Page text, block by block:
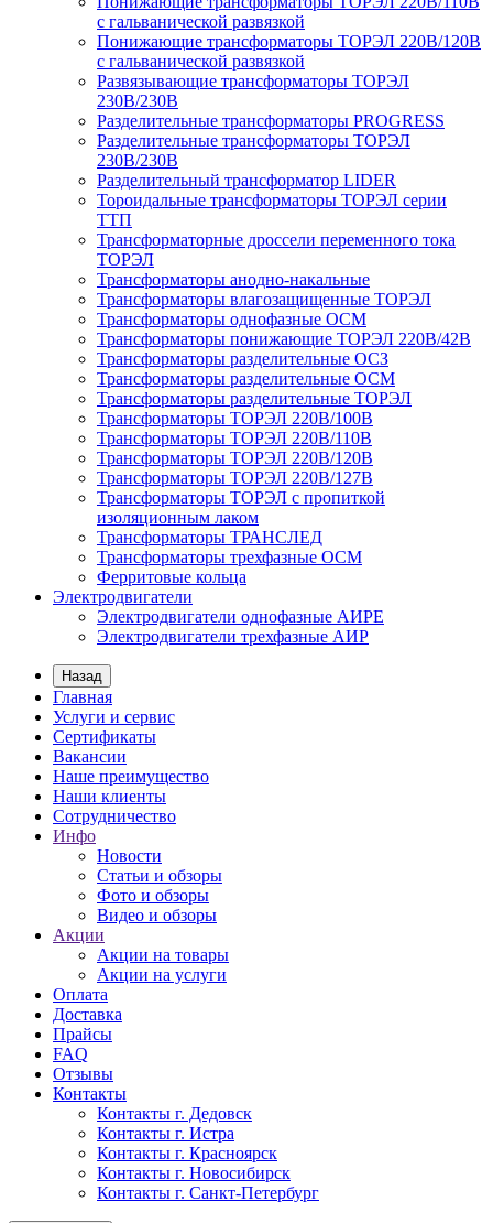
с гальванической развязкой
Понижающие трансформаторы ТОРЭЛ 220В/120В
с гальванической развязкой
Развязывающие трансформаторы ТОРЭЛ
230В/230В
Разделительные трансформаторы PROGRESS
Разделительные трансформаторы ТОРЭЛ
230В/230В
Разделительный трансформатор LIDER
Тороидальные трансформаторы ТОРЭЛ серии
ТТП
Трансформаторные дроссели переменного тока
ТОРЭЛ
Трансформаторы анодно-накальные
Трансформаторы влагозащищенные ТОРЭЛ
Трансформаторы однофазные ОСМ
Трансформаторы понижающие ТОРЭЛ 220В/42В
Трансформаторы разделительные ОСЗ
Трансформаторы разделительные ОСМ
Трансформаторы разделительные ТОРЭЛ
Трансформаторы ТОРЭЛ 220В/100В
Трансформаторы ТОРЭЛ 220В/110В
Трансформаторы ТОРЭЛ 220В/120В
Трансформаторы ТОРЭЛ 220В/127В
Трансформаторы ТОРЭЛ с пропиткой
изоляционным лаком
Трансформаторы ТРАНСЛЕД
Трансформаторы трехфазные ОСМ
Ферритовые кольца
Электродвигатели
Электродвигатели однофазные АИРЕ
Электродвигатели трехфазные АИР
Назад
Главная
Услуги и сервис
Сертификаты
Вакансии
Наше преимущество
Наши клиенты
Сотрудничество
Инфо
Новости
Статьи и обзоры
Фото и обзоры
Видео и обзоры
Акции
Акции на товары
Акции на услуги
Оплата
Доставка
Прайсы
FAQ
Отзывы
Контакты
Контакты г. Дедовск
Контакты г. Истра
Контакты г. Красноярск
Контакты г. Новосибирск
Контакты г. Санкт-Петербург